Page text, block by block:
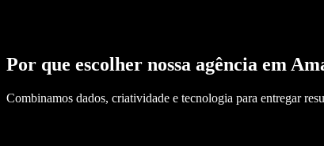
Por que escolher nossa agência em
Combinamos dados, criatividade e tecnologia para entregar